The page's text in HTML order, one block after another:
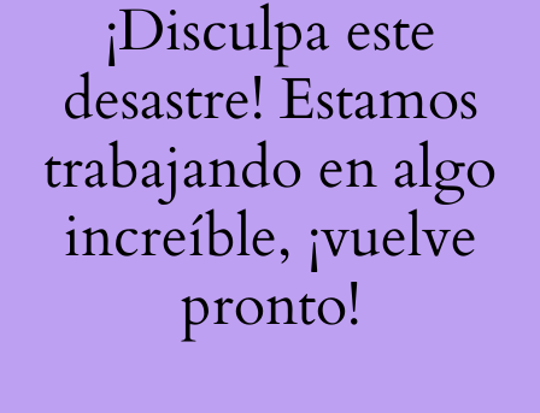
¡Disculpa este
desastre! Estamos
trabajando en algo
increíble, ¡vuelve
pronto!